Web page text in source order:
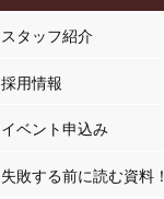
スタッフ紹介
採用情報
イベント申込み
失敗する前に読む資料！